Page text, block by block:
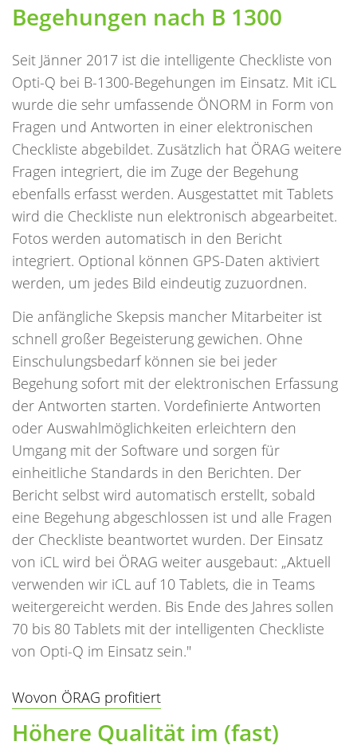
Begehungen nach B 1300
Seit Jänner 2017 ist die intelligente Checkliste von
Opti-Q bei B-1300-Begehungen im Einsatz. Mit iCL
wurde die sehr umfassende ÖNORM in Form von
Fragen und Antworten in einer elektronischen
Checkliste abgebildet. Zusätzlich hat ÖRAG weitere
Fragen integriert, die im Zuge der Begehung
ebenfalls erfasst werden. Ausgestattet mit Tablets
wird die Checkliste nun elektronisch abgearbeitet.
Fotos werden automatisch in den Bericht
integriert. Optional können GPS-Daten aktiviert
werden, um jedes Bild eindeutig zuzuordnen.
Die anfängliche Skepsis mancher Mitarbeiter ist
schnell großer Begeisterung gewichen. Ohne
Einschulungsbedarf können sie bei jeder
Begehung sofort mit der elektronischen Erfassung
der Antworten starten. Vordefinierte Antworten
oder Auswahlmöglichkeiten erleichtern den
Umgang mit der Software und sorgen für
einheitliche Standards in den Berichten. Der
Bericht selbst wird automatisch erstellt, sobald
eine Begehung abgeschlossen ist und alle Fragen
der Checkliste beantwortet wurden. Der Einsatz
von iCL wird bei ÖRAG weiter ausgebaut: „Aktuell
verwenden wir iCL auf 10 Tablets, die in Teams
weitergereicht werden. Bis Ende des Jahres sollen
70 bis 80 Tablets mit der intelligenten Checkliste
von Opti-Q im Einsatz sein."
Wovon ÖRAG profitiert
Höhere Qualität im (fast)